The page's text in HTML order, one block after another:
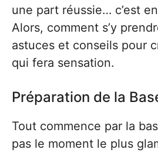
une part réussie… c’est
Alors, comment s’y
astuces et conseils pour
qui fera sensation.
Préparation de la
Tout commence par la
pas le moment le plus